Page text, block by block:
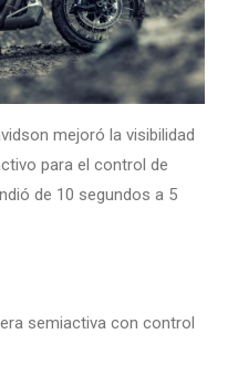
mejoró la visibilidad
para el control de
de 10 segundos a 5
semiactiva con control